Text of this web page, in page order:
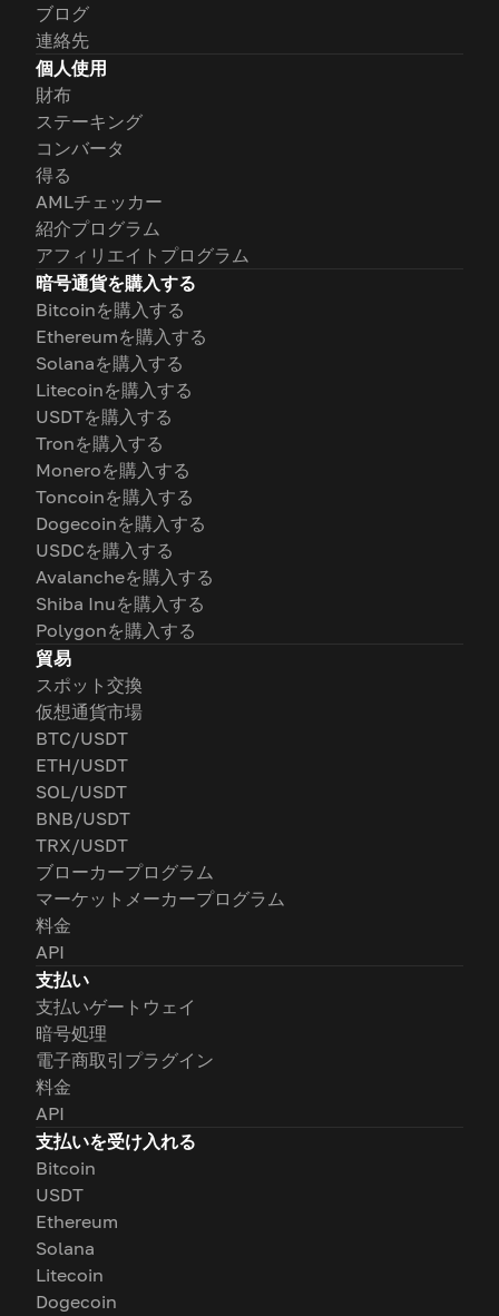
ブログ
連絡先
個人使用
財布
ステーキング
コンバータ
得る
AMLチェッカー
紹介プログラム
アフィリエイトプログラム
暗号通貨を購入する
Bitcoinを購入する
Ethereumを購入する
Solanaを購入する
Litecoinを購入する
USDTを購入する
Tronを購入する
Moneroを購入する
Toncoinを購入する
Dogecoinを購入する
USDCを購入する
Avalancheを購入する
Shiba Inuを購入する
Polygonを購入する
貿易
スポット交換
仮想通貨市場
BTC/USDT
ETH/USDT
SOL/USDT
BNB/USDT
TRX/USDT
ブローカープログラム
マーケットメーカープログラム
料金
API
支払い
支払いゲートウェイ
暗号処理
電子商取引プラグイン
料金
API
支払いを受け入れる
Bitcoin
USDT
Ethereum
Solana
Litecoin
Dogecoin